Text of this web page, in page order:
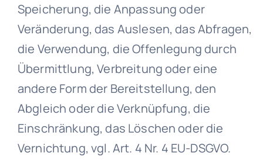
Speicherung, die Anpassung oder
Veränderung, das Auslesen, das Abfragen,
die Verwendung, die Offenlegung durch
Übermittlung, Verbreitung oder eine
andere Form der Bereitstellung, den
Abgleich oder die Verknüpfung, die
Einschränkung, das Löschen oder die
Vernichtung, vgl. Art. 4 Nr. 4 EU-DSGVO.